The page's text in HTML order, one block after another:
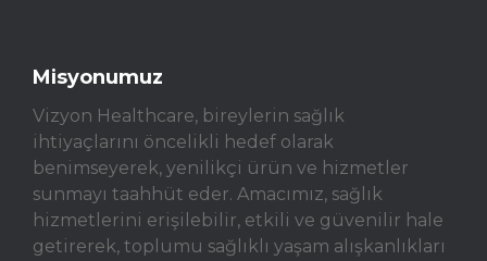
Misyonumuz
Vizyon Healthcare, bireylerin sağlık
ihtiyaçlarını öncelikli hedef olarak
benimseyerek, yenilikçi ürün ve hizmetler
sunmayı taahhüt eder. Amacımız, sağlık
hizmetlerini erişilebilir, etkili ve güvenilir hale
getirerek, toplumu sağlıklı yaşam alışkanlıkları